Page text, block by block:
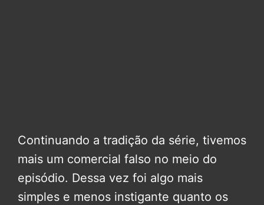
Continuando a tradição da série, tivemos
mais um comercial falso no meio do
episódio. Dessa vez foi algo mais
simples e menos instigante quanto os